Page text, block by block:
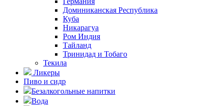
Доминиканская Республика
Куба
Никарагуа
Ром Индия
Тайланд
Тринидад и Тобаго
Текила
Ликеры
Пиво и сидр
Безалкогольные напитки
Вода